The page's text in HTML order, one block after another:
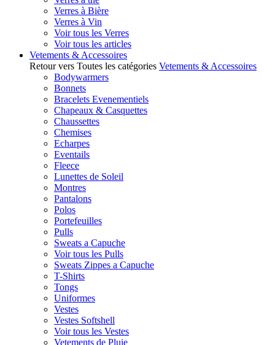
Verres à Bière
Verres à Vin
Voir tous les Verres
Voir tous les articles
Vetements & Accessoires
Retour vers Toutes les catégories Vetements & Accessoires
Bodywarmers
Bonnets
Bracelets Evenementiels
Chapeaux & Casquettes
Chaussettes
Chemises
Echarpes
Eventails
Fleece
Lunettes de Soleil
Montres
Pantalons
Polos
Portefeuilles
Pulls
Sweats a Capuche
Voir tous les Pulls
Sweats Zippes a Capuche
T-Shirts
Tongs
Uniformes
Vestes
Vestes Softshell
Voir tous les Vestes
Vetements de Pluie